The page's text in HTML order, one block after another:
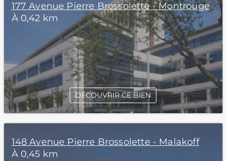
177 Avenue Pierre Brossolette - Montrouge
À 0,42 km
DÉCOUVRIR CE BIEN
148 Avenue Pierre Brossolette - Malakoff
À 0,45 km